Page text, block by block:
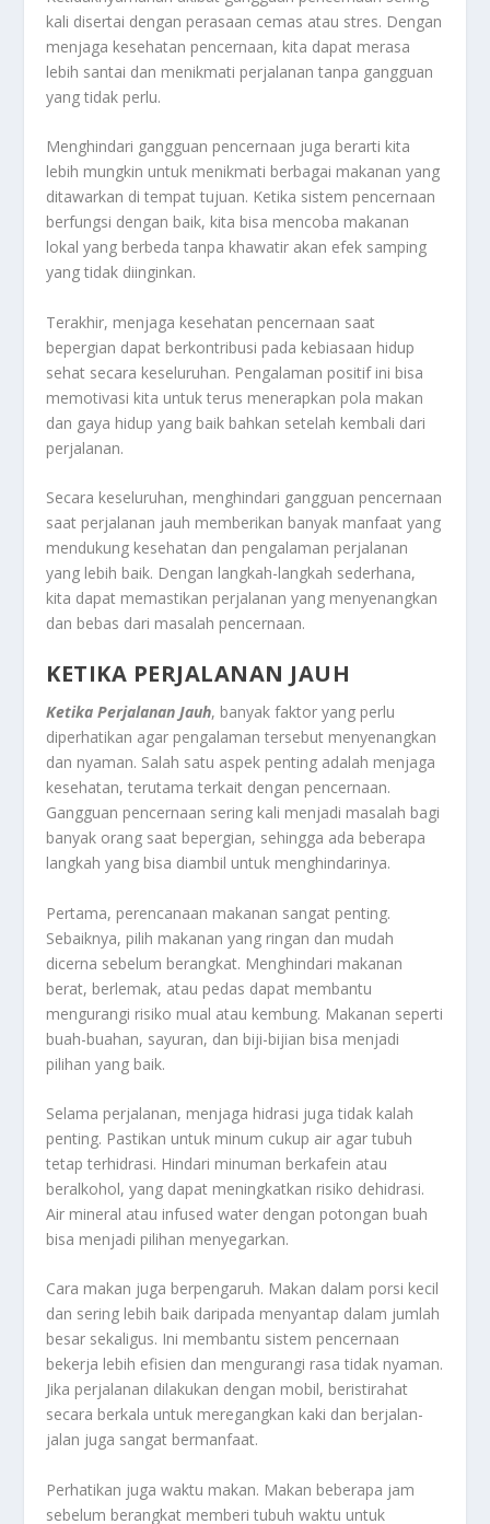
kali disertai dengan perasaan cemas atau stres. Dengan
menjaga kesehatan pencernaan, kita dapat merasa
lebih santai dan menikmati perjalanan tanpa gangguan
yang tidak perlu.
Menghindari gangguan pencernaan juga berarti kita
lebih mungkin untuk menikmati berbagai makanan yang
ditawarkan di tempat tujuan. Ketika sistem pencernaan
berfungsi dengan baik, kita bisa mencoba makanan
lokal yang berbeda tanpa khawatir akan efek samping
yang tidak diinginkan.
Terakhir, menjaga kesehatan pencernaan saat
bepergian dapat berkontribusi pada kebiasaan hidup
sehat secara keseluruhan. Pengalaman positif ini bisa
memotivasi kita untuk terus menerapkan pola makan
dan gaya hidup yang baik bahkan setelah kembali dari
perjalanan.
Secara keseluruhan, menghindari gangguan pencernaan
saat perjalanan jauh memberikan banyak manfaat yang
mendukung kesehatan dan pengalaman perjalanan
yang lebih baik. Dengan langkah-langkah sederhana,
kita dapat memastikan perjalanan yang menyenangkan
dan bebas dari masalah pencernaan.
KETIKA PERJALANAN JAUH
Ketika Perjalanan Jauh, banyak faktor yang perlu
diperhatikan agar pengalaman tersebut menyenangkan
dan nyaman. Salah satu aspek penting adalah menjaga
kesehatan, terutama terkait dengan pencernaan.
Gangguan pencernaan sering kali menjadi masalah bagi
banyak orang saat bepergian, sehingga ada beberapa
langkah yang bisa diambil untuk menghindarinya.
Pertama, perencanaan makanan sangat penting.
Sebaiknya, pilih makanan yang ringan dan mudah
dicerna sebelum berangkat. Menghindari makanan
berat, berlemak, atau pedas dapat membantu
mengurangi risiko mual atau kembung. Makanan seperti
buah-buahan, sayuran, dan biji-bijian bisa menjadi
pilihan yang baik.
Selama perjalanan, menjaga hidrasi juga tidak kalah
penting. Pastikan untuk minum cukup air agar tubuh
tetap terhidrasi. Hindari minuman berkafein atau
beralkohol, yang dapat meningkatkan risiko dehidrasi.
Air mineral atau infused water dengan potongan buah
bisa menjadi pilihan menyegarkan.
Cara makan juga berpengaruh. Makan dalam porsi kecil
dan sering lebih baik daripada menyantap dalam jumlah
besar sekaligus. Ini membantu sistem pencernaan
bekerja lebih efisien dan mengurangi rasa tidak nyaman.
Jika perjalanan dilakukan dengan mobil, beristirahat
secara berkala untuk meregangkan kaki dan berjalan-
jalan juga sangat bermanfaat.
Perhatikan juga waktu makan. Makan beberapa jam
sebelum berangkat memberi tubuh waktu untuk